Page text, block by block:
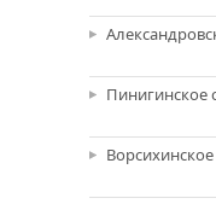
Пинигинское